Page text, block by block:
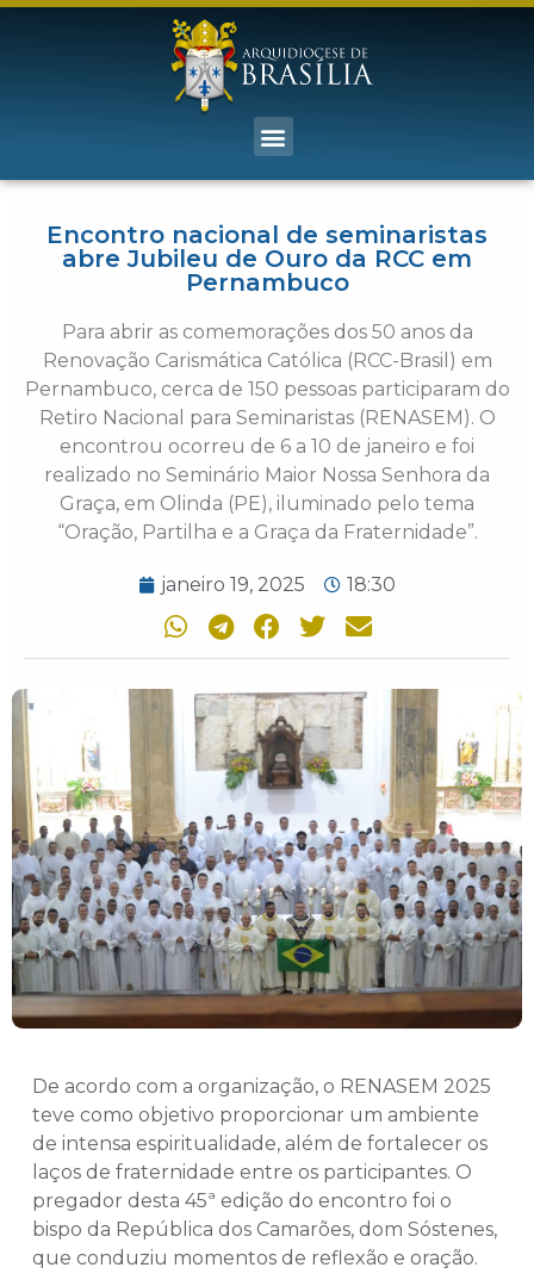
Encontro nacional de seminaristas
abre Jubileu de Ouro da RCC em
Pernambuco
Para abrir as comemorações dos 50 anos da
Renovação Carismática Católica (RCC-Brasil) em
Pernambuco, cerca de 150 pessoas participaram do
Retiro Nacional para Seminaristas (RENASEM). O
encontrou ocorreu de 6 a 10 de janeiro e foi
realizado no Seminário Maior Nossa Senhora da
Graça, em Olinda (PE), iluminado pelo tema
“Oração, Partilha e a Graça da Fraternidade”.
janeiro 19, 2025 18:30
De acordo com a organização, o RENASEM 2025
teve como objetivo proporcionar um ambiente
de intensa espiritualidade, além de fortalecer os
laços de fraternidade entre os participantes. O
pregador desta 45ª edição do encontro foi o
bispo da República dos Camarões, dom Sóstenes,
que conduziu momentos de reflexão e oração.